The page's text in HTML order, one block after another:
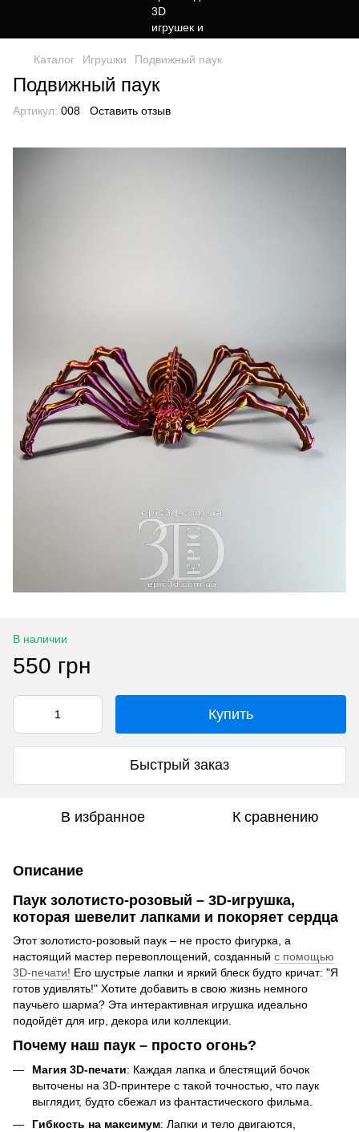
Каталог Игрушки Подвижный паук
Подвижный паук
Артикул: 008 Оставить отзыв
В наличии
550 грн
Купить
Быстрый заказ
В избранное К сравнению
Описание
Паук золотисто-розовый – 3D-игрушка,
которая шевелит лапками и покоряет сердца
Этот золотисто-розовый паук – не просто фигурка, а
настоящий мастер перевоплощений, созданный с помощью
3D-печати! Его шустрые лапки и яркий блеск будто кричат: "Я
готов удивлять!" Хотите добавить в свою жизнь немного
паучьего шарма? Эта интерактивная игрушка идеально
подойдёт для игр, декора или коллекции.
Почему наш паук – просто огонь?
Магия 3D-печати: Каждая лапка и блестящий бочок
выточены на 3D-принтере с такой точностью, что паук
выглядит, будто сбежал из фантастического фильма.
Гибкость на максимум: Лапки и тело двигаются,